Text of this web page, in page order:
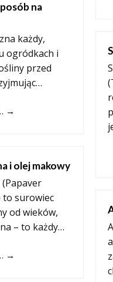
na
każdy,
ogródkach i
przed
→
i olej makowy
surowiec
od wieków,
– to każdy…
→